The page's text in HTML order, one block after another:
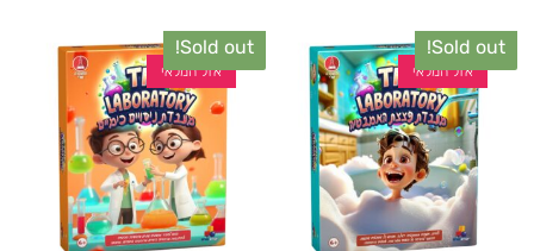
Sold out!
אזל המלאי
Sold out!
אזל המלאי